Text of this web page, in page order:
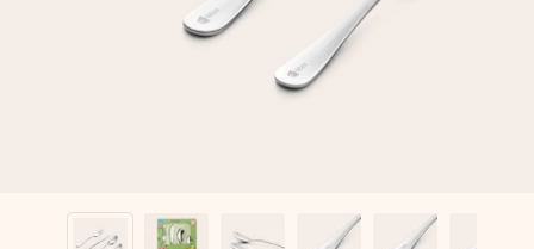
dela, uma foto ou uma mensagem que realmente toca o
coração. Sem complicações, apenas todo o amor num